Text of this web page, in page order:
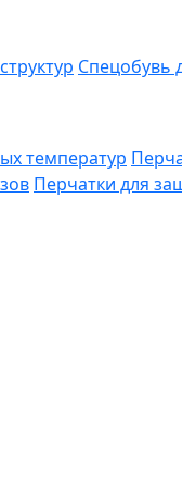
Спецобувь
температур
Перчатки для